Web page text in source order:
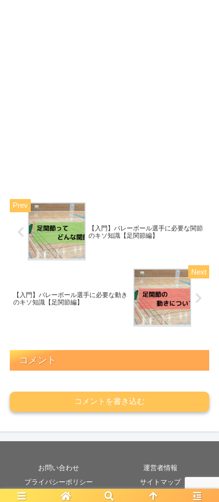
【入門】バレーボール選手に必要な関節
のキソ知識【足関節編】
【入門】バレーボール選手に必要な動き
のキソ知識【足関節編】
コメント
コメントを書き込む
お問い合わせ
運営者情報
プライバシーポリシー
サイトマップ
Copyright © 2020 ハイキューからだラボ All Rights Reserved.